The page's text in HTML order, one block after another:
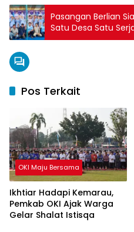
Pasangan Berlian
Satu Desa Satu
Pos Terkait
OKI Maju Bersama
Ikhtiar Hadapi Kemarau,
Pemkab OKI Ajak Warga
Gelar Shalat Istisqa